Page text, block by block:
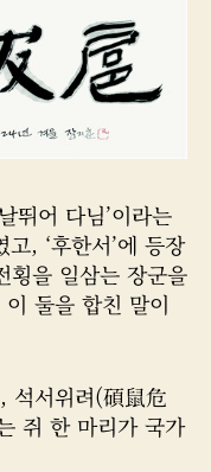
뛰어 다님’이라는
고, ‘후한서’에 등장
횡을 일삼는 장군을
둘을 합친 말이
석서위려(碩鼠危
쥐 한 마리가 국가